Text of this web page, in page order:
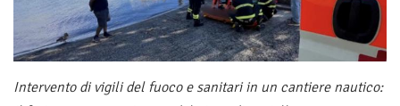
Intervento di vigili del fuoco e sanitari in un cantiere nautico: